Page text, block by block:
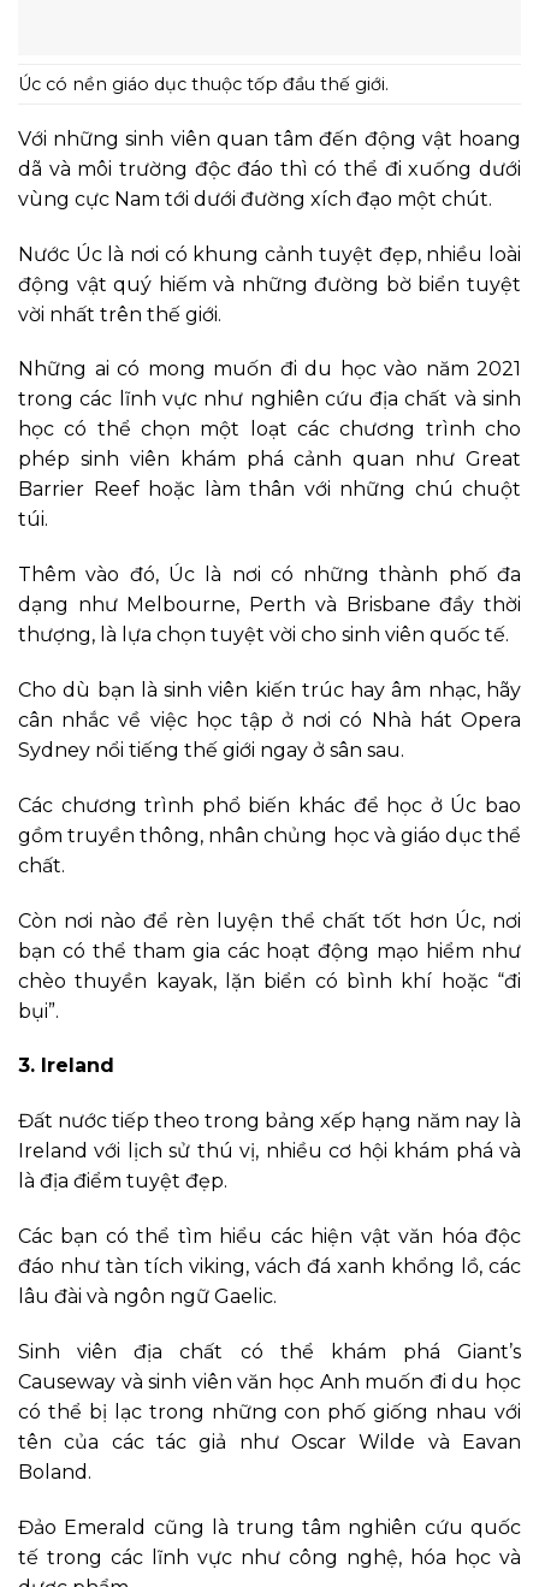
Úc có nền giáo dục thuộc tốp đầu thế giới.
Với những sinh viên quan tâm đến động vật hoang
dã và môi trường độc đáo thì có thể đi xuống dưới
vùng cực Nam tới dưới đường xích đạo một chút.
Nước Úc là nơi có khung cảnh tuyệt đẹp, nhiều loài
động vật quý hiếm và những đường bờ biển tuyệt
vời nhất trên thế giới.
Những ai có mong muốn đi du học vào năm 2021
trong các lĩnh vực như nghiên cứu địa chất và sinh
học có thể chọn một loạt các chương trình cho
phép sinh viên khám phá cảnh quan như Great
Barrier Reef hoặc làm thân với những chú chuột
túi.
Thêm vào đó, Úc là nơi có những thành phố đa
dạng như Melbourne, Perth và Brisbane đầy thời
thượng, là lựa chọn tuyệt vời cho sinh viên quốc tế.
Cho dù bạn là sinh viên kiến ​​trúc hay âm nhạc, hãy
cân nhắc về việc học tập ở nơi có Nhà hát Opera
Sydney nổi tiếng thế giới ngay ở sân sau.
Các chương trình phổ biến khác để học ở Úc bao
gồm truyền thông, nhân chủng học và giáo dục thể
chất.
Còn nơi nào để rèn luyện thể chất tốt hơn Úc, nơi
bạn có thể tham gia các hoạt động mạo hiểm như
chèo thuyền kayak, lặn biển có bình khí hoặc “đi
bụi”.
3. Ireland
Đất nước tiếp theo trong bảng xếp hạng năm nay là
Ireland với lịch sử thú vị, nhiều cơ hội khám phá và
là địa điểm tuyệt đẹp.
Các bạn có thể tìm hiểu các hiện vật văn hóa độc
đáo như tàn tích viking, vách đá xanh khổng lồ, các
lâu đài và ngôn ngữ Gaelic.
Sinh viên địa chất có thể khám phá Giant’s
Causeway và sinh viên văn học Anh muốn đi du học
có thể bị lạc trong những con phố giống nhau với
tên của các tác giả như Oscar Wilde và Eavan
Boland.
Đảo Emerald cũng là trung tâm nghiên cứu quốc
tế trong các lĩnh vực như công nghệ, hóa học và